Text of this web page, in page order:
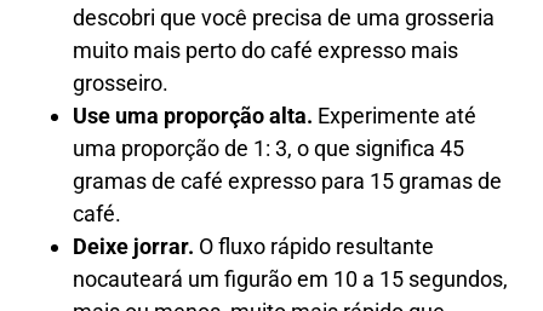
descobri que você precisa de uma grosseria
muito mais perto do café expresso mais
grosseiro.
Use uma proporção alta. Experimente até
uma proporção de 1: 3, o que significa 45
gramas de café expresso para 15 gramas de
café.
Deixe jorrar. O fluxo rápido resultante
nocauteará um figurão em 10 a 15 segundos,